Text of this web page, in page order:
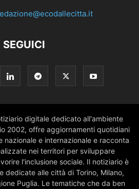
SEGUICI
digitale dedicato all'ambiente
2002, offre aggiornamenti quotidiani
nazionale e internazionale e racconta
nei territori per sviluppare
l'inclusione sociale. Il notiziario è
dedicate alle città di Torino, Milano,
Puglia. Le tematiche che da ben